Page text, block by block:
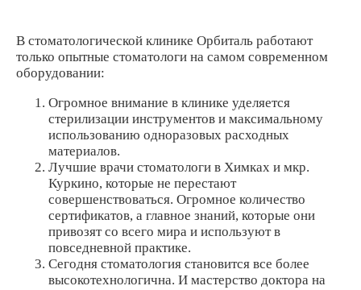
В стоматологической клинике Орбиталь работают
только опытные стоматологи на самом современном
оборудовании:
Огромное внимание в клинике уделяется
стерилизации инструментов и максимальному
использованию одноразовых расходных
материалов.
Лучшие врачи стоматологи в Химках и мкр.
Куркино, которые не перестают
совершенствоваться. Огромное количество
сертификатов, а главное знаний, которые они
привозят со всего мира и используют в
повседневной практике.
Сегодня стоматология становится все более
высокотехнологична. И мастерство доктора на